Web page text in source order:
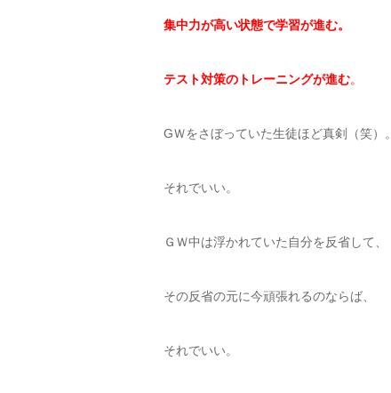
集中力が高い状態で学習が進む。
テスト対策のトレーニングが進む。
GＷをさぼっていた生徒ほど真剣（笑）。
それでいい。
ＧＷ中は浮かれていた自分を反省して、
その反省の元に今頑張れるのならば、
それでいい。